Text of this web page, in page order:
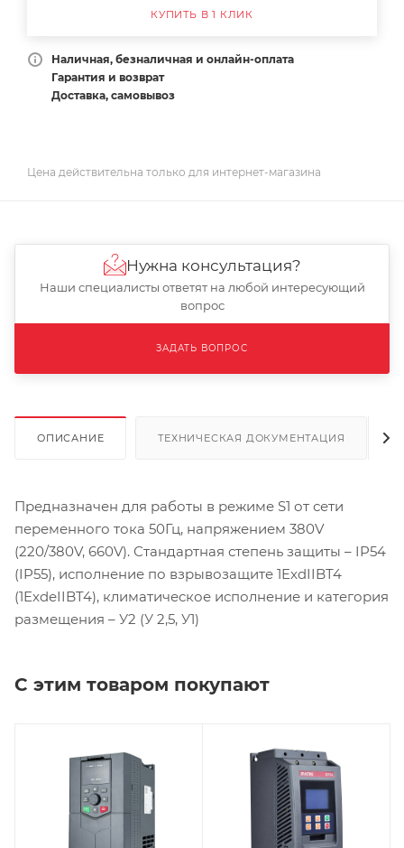
КУПИТЬ В 1 КЛИК
Наличная, безналичная и онлайн-оплата
Гарантия и возврат
Доставка, самовывоз
Цена действительна только для интернет-магазина
ОПИСАНИЕ ТЕХНИЧЕСКАЯ ДОКУМЕНТАЦИЯ
Предназначен для работы в режиме S1 от сети
переменного тока 50Гц, напряжением 380V
(220/380V, 660V). Стандартная степень защиты – IP54
(IP55), исполнение по взрывозащите 1ExdIIBT4
(1ExdеIIBT4), климатическое исполнение и категория
размещения – У2 (У 2,5, У1)
С этим товаром покупают
Нужна консультация?
Наши специалисты ответят на любой интересующий
вопрос
ЗАДАТЬ ВОПРОС